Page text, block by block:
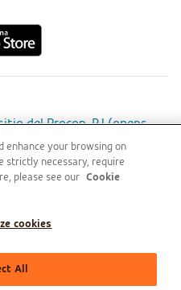
del Procon-RJ (opens
Filho, s/nº, Aeroporto Santos Dumont, térreo,
enhance your browsing on
strictly necessary, require
please see our
Cookie
cookies
All